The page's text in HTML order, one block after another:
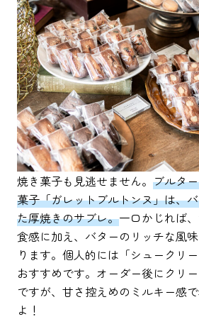
焼き菓子も見逃せません。 ブルタ
菓子「ガレットブルトンヌ」は、
た厚焼きのサブレ。一口かじれば
食感に加え、バターのリッチな風
ります。個人的には「シュークリ
おすすめです。オーダー後にクリ
ですが、甘さ控えめのミルキー感
よ！